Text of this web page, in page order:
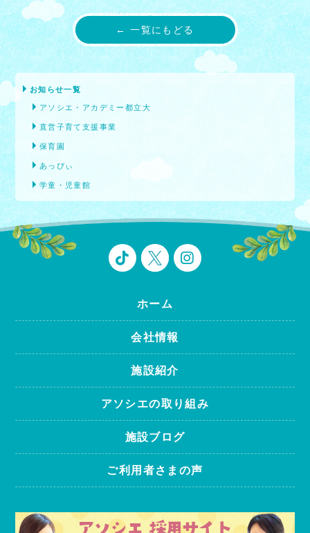
← 一覧にもどる
お知らせ一覧
アソシエ・アカデミー都立大
直営子育て支援事業
保育園
あっぴぃ
学童・児童館
ホーム
会社情報
施設紹介
アソシエの取り組み
施設ブログ
ご利用者さまの声